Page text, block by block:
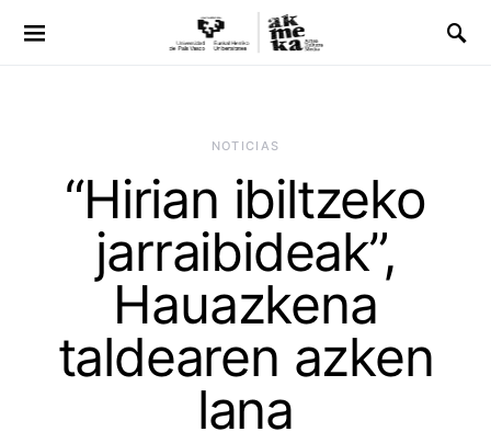
NOTICIAS
“Hirian ibiltzeko
jarraibideak”,
Hauazkena
taldearen azken
lana